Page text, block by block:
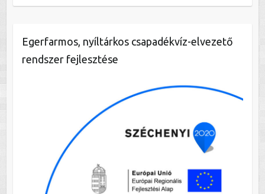
Egerfarmos, nyíltárkos csapadékvíz-elvezető
rendszer fejlesztése